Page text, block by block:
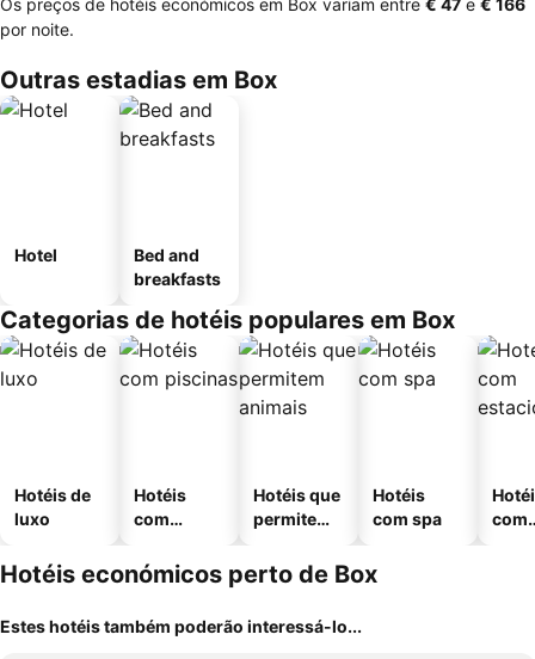
Os preços de hotéis económicos em Box variam entre ‎€ 47 e ‎€ 166
por noite.
Outras estadias em Box
Hotel
Bed and
breakfasts
Categorias de hotéis populares em Box
Hotéis de
luxo
Hotéis
com
Hotéis que
permitem
Hotéis
com spa
com
Hotéis económicos perto de Box
Estes hotéis também poderão interessá-lo...